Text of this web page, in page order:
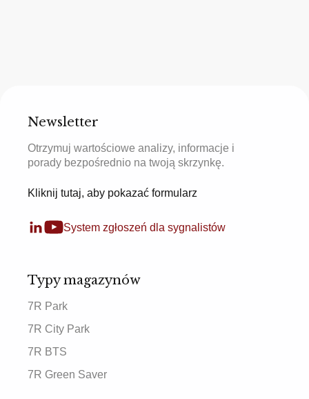
Newsletter
Otrzymuj wartościowe analizy, informacje i
porady bezpośrednio na twoją skrzynkę.
Kliknij tutaj, aby pokazać formularz
System zgłoszeń dla sygnalistów
Typy magazynów
7R Park
7R City Park
7R BTS
7R Green Saver